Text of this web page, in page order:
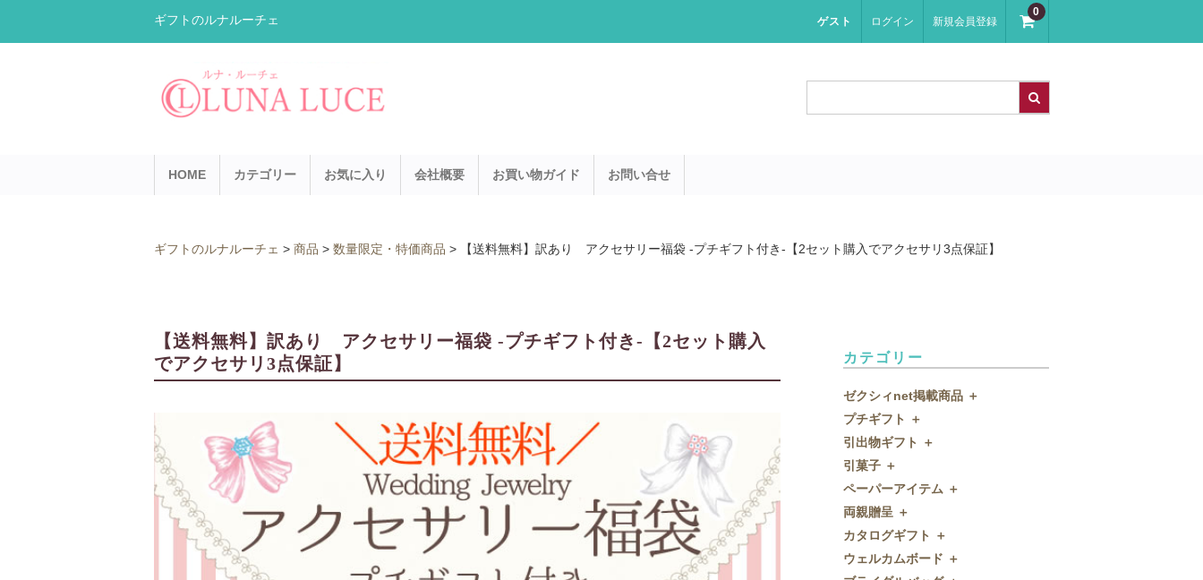
ギフトのルナルーチェ ゲスト ログイン 新規会員登録
0
HOME カテゴリー お気に入り 会社概要 お買い物ガイド お問い合せ
ギフトのルナルーチェ > 商品 > 数量限定・特価商品 > 【送料無料】訳あり アクセサリー福袋 -プチギフト付き-【2セット購入でアクセサリ3点保証】
【送料無料】訳あり アクセサリー福袋 -プチギフト付き-【2セット購入
でアクセサリ3点保証】
カテゴリー
ゼクシィnet掲載商品 ＋
ゼクシィnet掲載商品
プチギフト ＋
プチギフト
ウェルカムプチギフト
アメニティ
キャンディー・金平糖
クッキー
スプーン
引出物ギフト ＋
引出物ギフト
グラス
タオル・石鹸・名披露目
ディズニーギフト
今治タオル
引菓子 ＋
引菓子
バウムクーヘン
洋菓子
和菓子
ペーパーアイテム ＋
ペーパーアイテム
招待状
席次表
両親贈呈 ＋
両親贈呈
ディズニーウェイトドール
カタログギフト ＋
カタログギフト
ウェルカムボード ＋